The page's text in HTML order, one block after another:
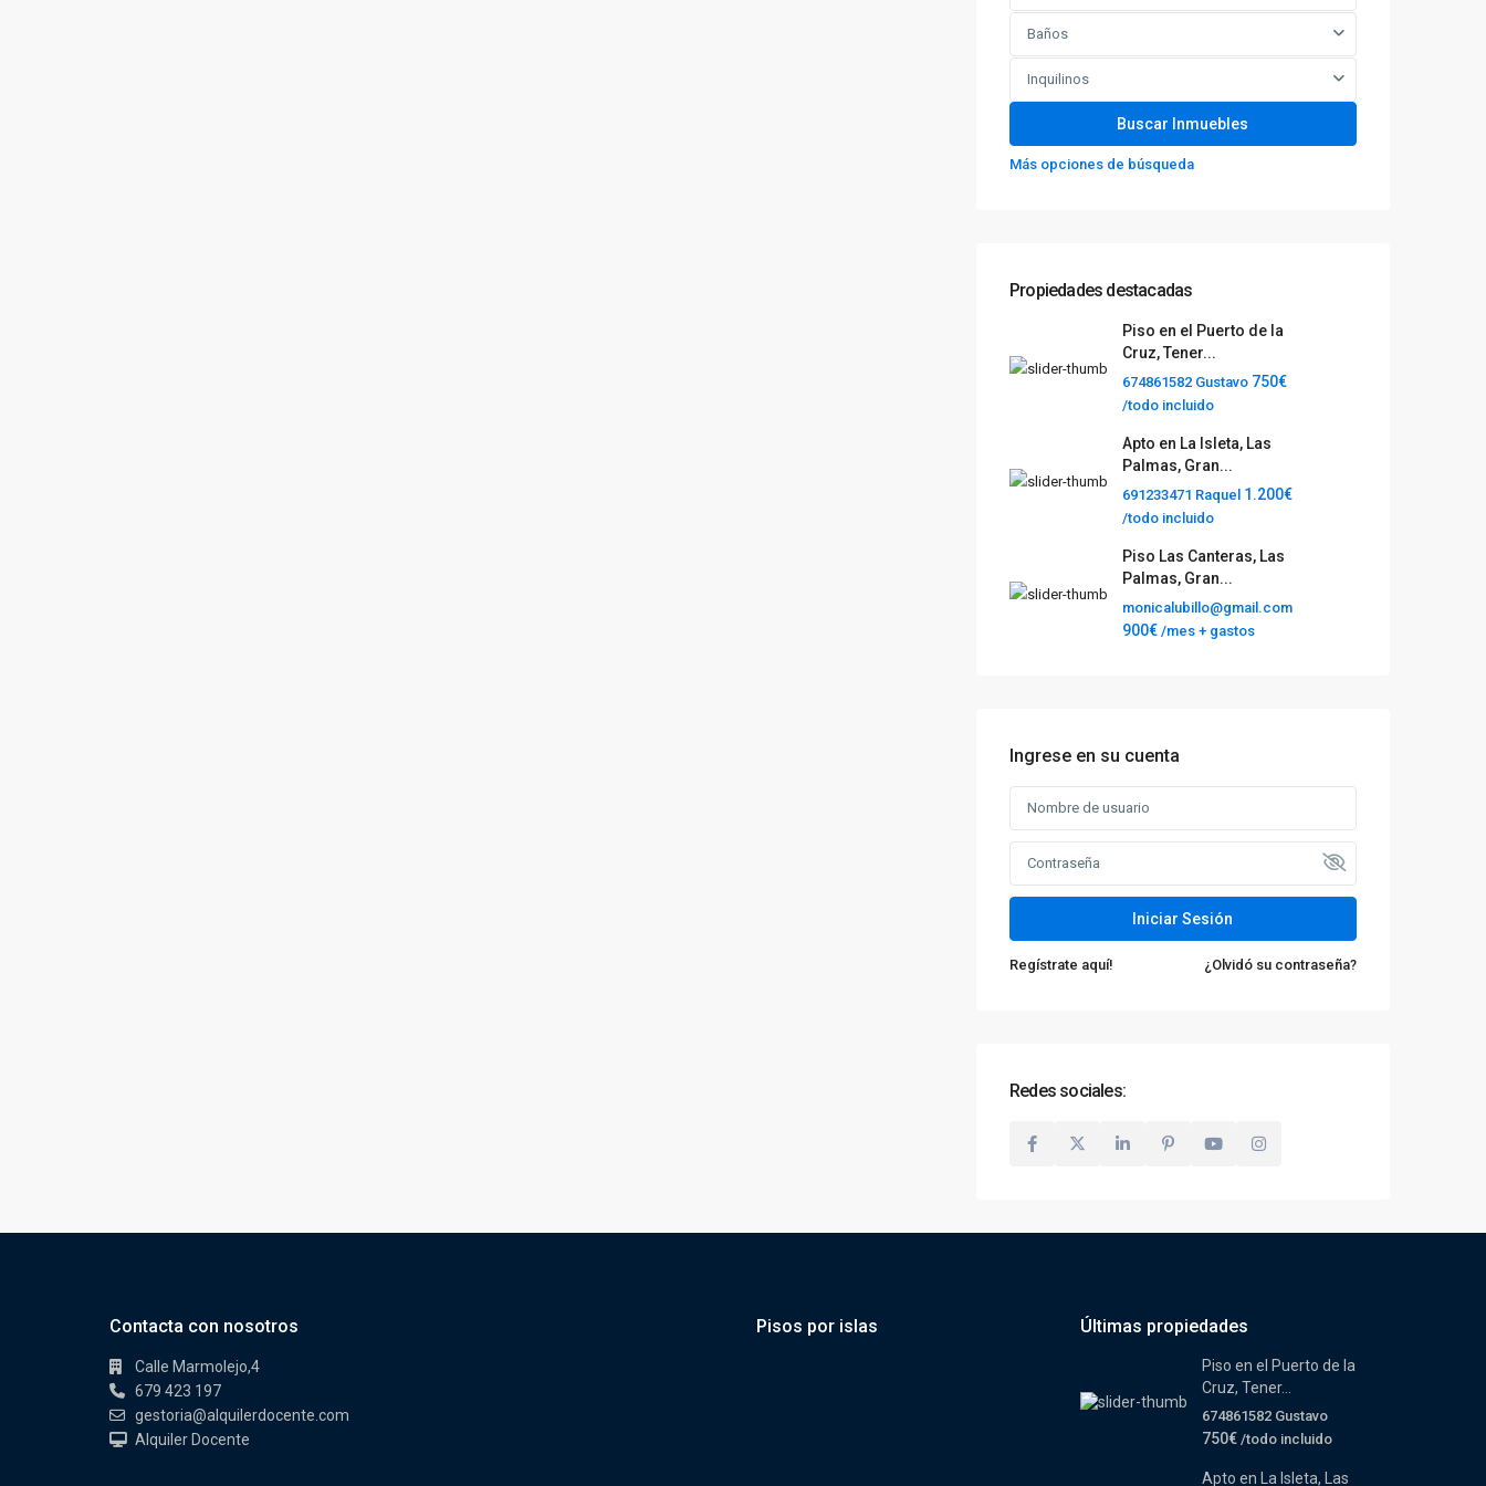
Baños
Inquilinos
Más opciones de búsqueda
Propiedades destacadas
Piso en el Puerto de la
Cruz, Tener...
674861582 Gustavo 750€
/todo incluido
Apto en La Isleta, Las
Palmas, Gran...
691233471 Raquel 1.200€
/todo incluido
Piso Las Canteras, Las
Palmas, Gran...
monicalubillo@gmail.com
900€ /mes + gastos
Ingrese en su cuenta
Iniciar Sesión
Regístrate aquí! ¿Olvidó su contraseña?
Redes sociales:
Contacta con nosotros
Calle Marmolejo,4
679 423 197
gestoria@alquilerdocente.com
Alquiler Docente
Pisos por islas Últimas propiedades
Piso en el Puerto de la
Cruz, Tener...
674861582 Gustavo
750€ /todo incluido
Apto en La Isleta, Las